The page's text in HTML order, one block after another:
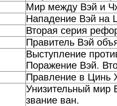
Мир между Вэй и
Нападение Вэй на
Вторая серия
Правитель Вэй
Выступление
Поражение Вэй.
Правление в Цинь
Унизительный мир
звание ван.